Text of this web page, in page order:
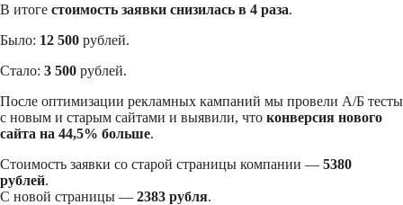
В итоге стоимость заявки снизилась в 4 раза.
Было: 12 500 рублей.
Стало: 3 500 рублей.
После оптимизации рекламных кампаний мы провели А/Б тесты
с новым и старым сайтами и выявили, что конверсия нового
сайта на 44,5% больше.
Стоимость заявки со старой страницы компании — 5380
рублей.
С новой страницы — 2383 рубля.